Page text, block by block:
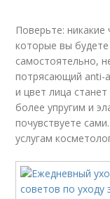
Жирная
Поверьте:
которые вы
самостоятельно,
потрясающий anti-
и цвет лица
более упругим и
почувствуете
услугам